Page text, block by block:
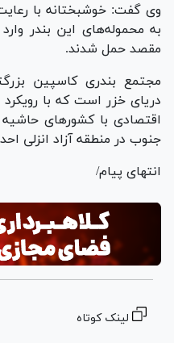
وی گفت: خوشبختانه با
به محموله‌های این بندر
مقصد حمل شدند.
مجتمع بندری کاسپین
دریای خزر است که با
اقتصادی با کشور‌های حاشیه
جنوب در منطقه آزاد انزلی
انتهای پیام/
لینک کوتاه